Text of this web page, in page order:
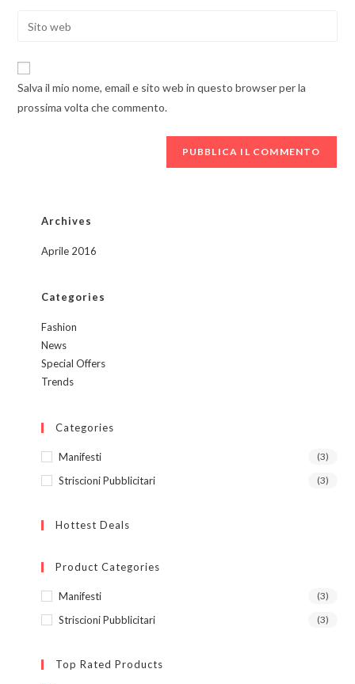
nome
per
commentare
indirizzo
per
commentare
del
sito
Salva il mio nome, email e sito web in questo browser per la
prossima volta che commento.
Archives
Aprile 2016
Categories
Fashion
News
Special Offers
Trends
Categories
Manifesti (3)
Striscioni Pubblicitari (3)
Hottest Deals
Product Categories
Manifesti (3)
Striscioni Pubblicitari (3)
Top Rated Products